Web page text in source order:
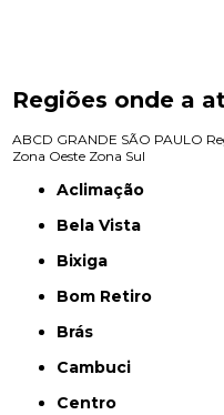
Regiões onde a
ABCD GRANDE SÃO PAULO
Zona Oeste Zona Sul
Aclimação
Bela Vista
Bixiga
Bom Retiro
Brás
Cambuci
Centro